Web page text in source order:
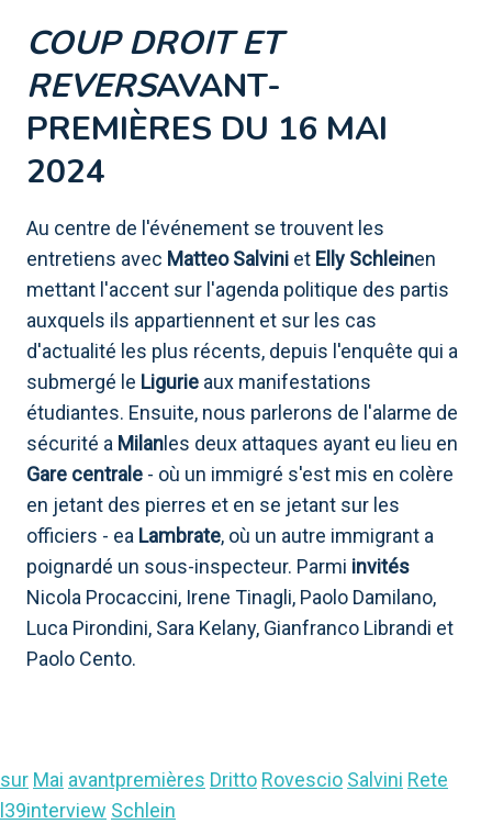
COUP DROIT ET
REVERSAVANT-
PREMIÈRES DU 16 MAI
2024
Au centre de l'événement se trouvent les
entretiens avec Matteo Salvini et Elly Schleinen
mettant l'accent sur l'agenda politique des partis
auxquels ils appartiennent et sur les cas
d'actualité les plus récents, depuis l'enquête qui a
submergé le Ligurie aux manifestations
étudiantes. Ensuite, nous parlerons de l'alarme de
sécurité a Milan les deux attaques ayant eu lieu en
Gare centrale - où un immigré s'est mis en colère
en jetant des pierres et en se jetant sur les
officiers - ea Lambrate, où un autre immigrant a
poignardé un sous-inspecteur. Parmi invités
Nicola Procaccini, Irene Tinagli, Paolo Damilano,
Luca Pirondini, Sara Kelany, Gianfranco Librandi et
Paolo Cento.
sur Mai avantpremières Dritto Rovescio Salvini Rete
l39interview Schlein